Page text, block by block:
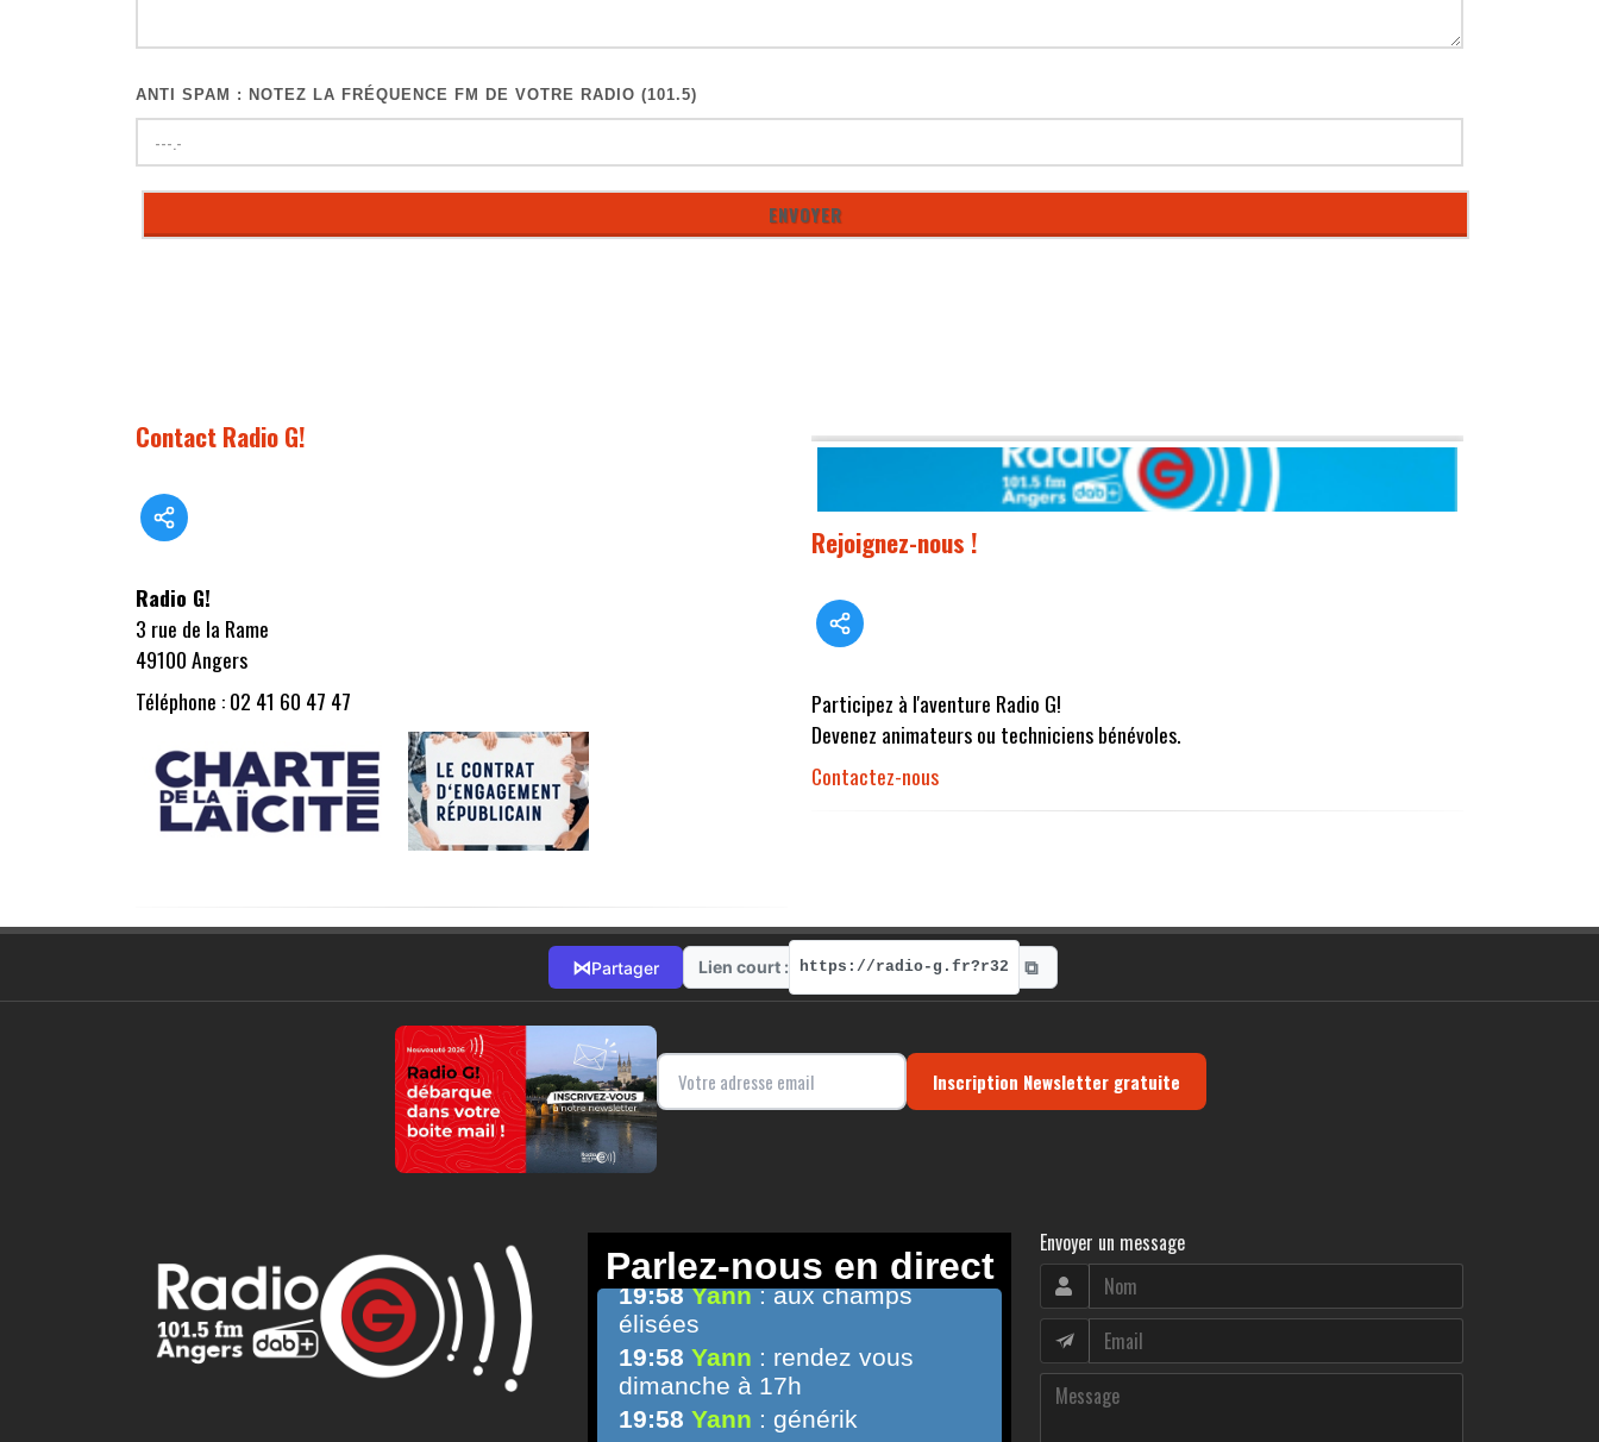
ANTI SPAM : NOTEZ LA FRÉQUENCE FM DE VOTRE RADIO (101.5)
Contact Radio G!
Radio G!
3 rue de la Rame
49100 Angers
Téléphone : 02 41 60 47 47
Rejoignez-nous !
Participez à l'aventure Radio G!
Devenez animateurs ou techniciens bénévoles.
Contactez-nous
⋈Partager Lien court : https://radio-g.fr?r32 ⧉
Inscription Newsletter gratuite
Envoyer un message